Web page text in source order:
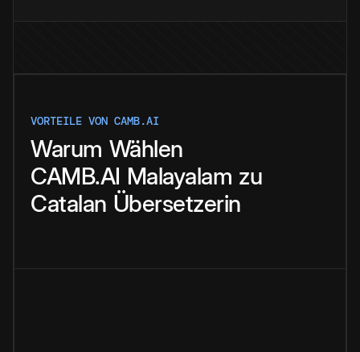
VORTEILE VON CAMB.AI
Warum Wählen
CAMB.AI Malayalam zu
Catalan Übersetzerin